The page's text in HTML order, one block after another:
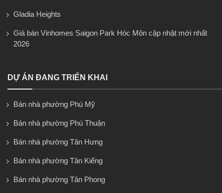
Gladia Heights
Giá bán Vinhomes Saigon Park Hóc Môn cập nhật mới nhất
2026
DỰ ÁN ĐANG TRIỂN KHAI
Bán nhà phường Phú Mỹ
Bán nhà phường Phú Thuận
Bán nhà phường Tân Hưng
Bán nhà phường Tân Kiểng
Bán nhà phường Tân Phong